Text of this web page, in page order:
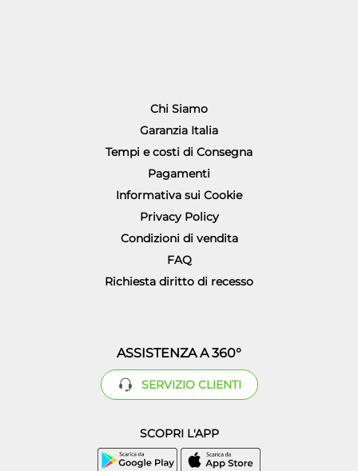
Chi Siamo
Garanzia Italia
Tempi e costi di Consegna
Pagamenti
Informativa sui Cookie
Privacy Policy
Condizioni di vendita
FAQ
Richiesta diritto di recesso
ASSISTENZA A 360°
SERVIZIO CLIENTI
SCOPRI L'APP